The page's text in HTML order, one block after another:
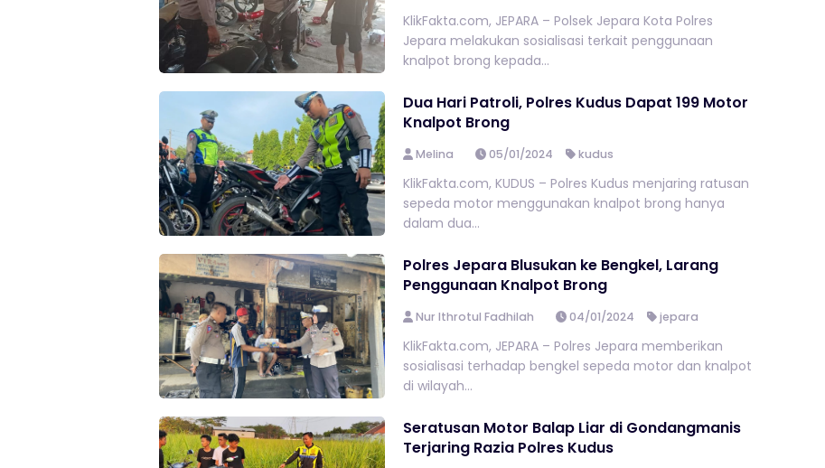
KlikFakta.com, JEPARA – Polsek Jepara Kota Polres
Jepara melakukan sosialisasi terkait penggunaan
knalpot brong kepada...
Dua Hari Patroli, Polres Kudus Dapat 199 Motor
Knalpot Brong
Melina 05/01/2024 kudus
KlikFakta.com, KUDUS – Polres Kudus menjaring ratusan
sepeda motor menggunakan knalpot brong hanya
dalam dua...
Polres Jepara Blusukan ke Bengkel, Larang
Penggunaan Knalpot Brong
Nur Ithrotul Fadhilah 04/01/2024 jepara
KlikFakta.com, JEPARA – Polres Jepara memberikan
sosialisasi terhadap bengkel sepeda motor dan knalpot
di wilayah...
Seratusan Motor Balap Liar di Gondangmanis
Terjaring Razia Polres Kudus